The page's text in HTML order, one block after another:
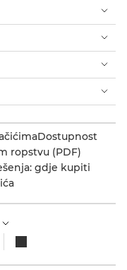
Dostupnost
ropstvu (PDF)
gdje kupiti